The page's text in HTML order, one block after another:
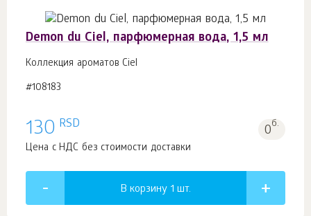
Demon du Ciel, парфюмерная вода, 1,5 мл
Коллекция ароматов Ciel
#108183
130 RSD 0б.
Цена с НДС без стоимости доставки
В корзину 1 шт.